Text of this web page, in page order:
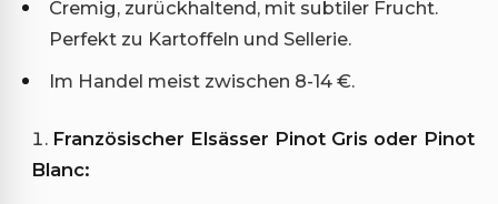
Cremig, zurückhaltend, mit subtiler Frucht.
Perfekt zu Kartoffeln und Sellerie.
Im Handel meist zwischen 8-14 €.
Französischer Elsässer Pinot Gris oder Pinot
Blanc: